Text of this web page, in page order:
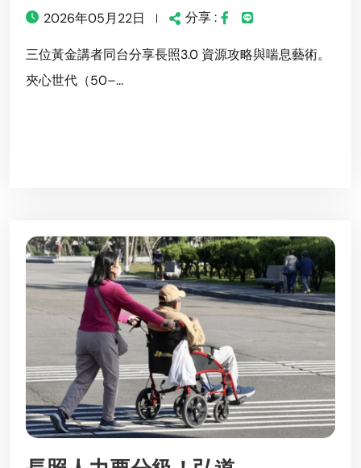
2026年05月22日 分享 :
三位黃金講者同台分享長照3.0 資源攻略與喘息藝術。
夾心世代（50–...